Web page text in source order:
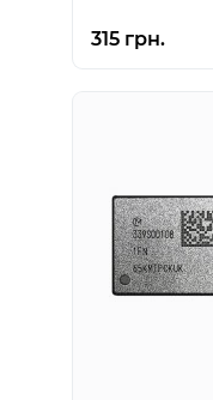
315 грн.